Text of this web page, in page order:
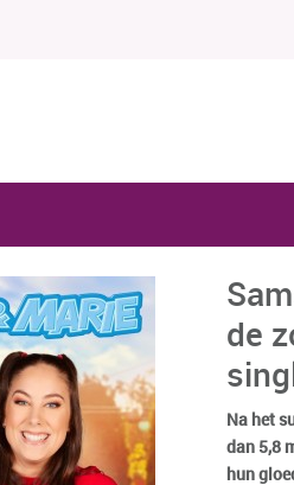
de
Na het
dan 5,8
hun